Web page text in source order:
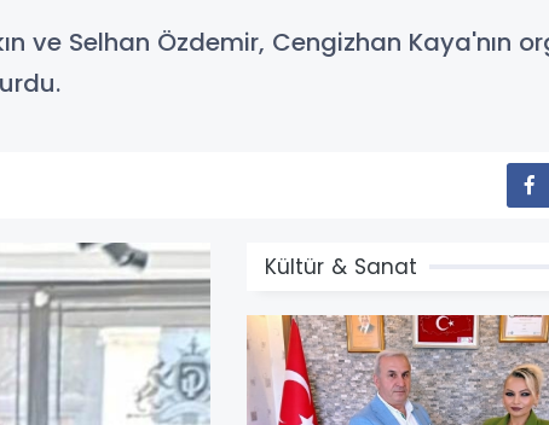
ve Selhan Özdemir, Cengizhan Kaya'nın
Kültür & Sanat